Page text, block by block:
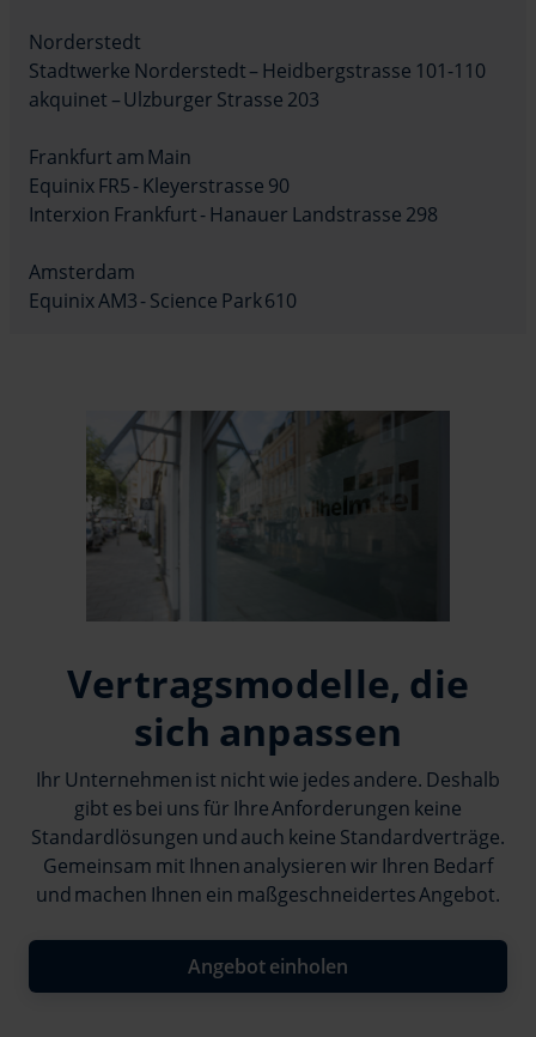
Norderstedt
Stadtwerke Norderstedt – Heidbergstrasse 101-110
akquinet – Ulzburger Strasse 203
Frankfurt am Main
Equinix FR5 - Kleyerstrasse 90
Interxion Frankfurt - Hanauer Landstrasse 298
Amsterdam
Equinix AM3 - Science Park 610
Vertragsmodelle, die
sich anpassen
Ihr Unternehmen ist nicht wie jedes andere. Deshalb
gibt es bei uns für Ihre Anforderungen keine
Standardlösungen und auch keine Standardverträge.
Gemeinsam mit Ihnen analysieren wir Ihren Bedarf
und machen Ihnen ein maßgeschneidertes Angebot.
Angebot einholen